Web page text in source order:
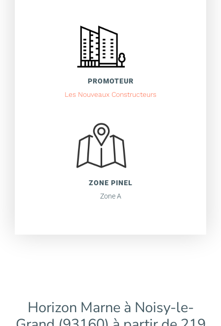
PROMOTEUR
Les Nouveaux Constructeurs
ZONE PINEL
Zone A
Horizon Marne à Noisy-le-